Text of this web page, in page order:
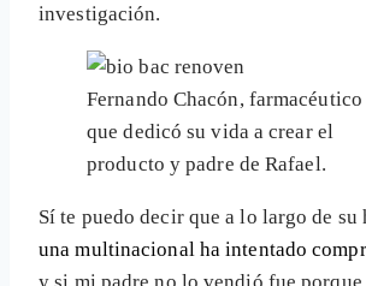
investigación.
Fernando Chacón, farmacéutico
que dedicó su vida a crear el
producto y padre de Rafael.
Sí te puedo decir que a lo largo de su
una multinacional ha intentado
y si mi padre no lo vendió fue